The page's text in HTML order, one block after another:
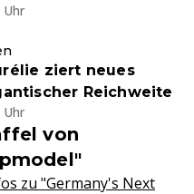
Uhr
ziert neues
Reichweite
Uhr
von
zu "Germany's Next